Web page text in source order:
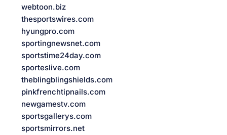
webtoon.biz
thesportswires.com
hyungpro.com
sportingnewsnet.com
sportstime24day.com
sporteslive.com
theblingblingshields.com
pinkfrenchtipnails.com
newgamestv.com
sportsgallerys.com
sportsmirrors.net